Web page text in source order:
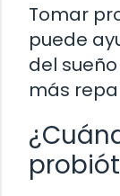
Tomar
puede
del
más